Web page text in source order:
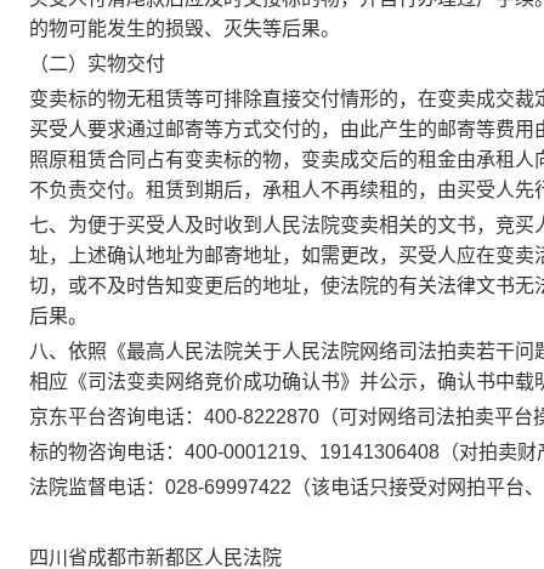
的物可能发生的损毁、灭失等后果。
（二）实物交付
变卖标的物无租赁等可排除直接交付情形的，在变卖成交
买受人要求通过邮寄等方式交付的，由此产生的邮寄等费
照原租赁合同占有变卖标的物，变卖成交后的租金由承租
不负责交付。租赁到期后，承租人不再续租的，由买受人
七、为便于买受人及时收到人民法院变卖相关的文书，竞
址，上述确认地址为邮寄地址，如需更改，买受人应在变
切，或不及时告知变更后的地址，使法院的有关法律文书
后果。
八、依照《最高人民法院关于人民法院网络司法拍卖若干
相应《司法变卖网络竞价成功确认书》并公示，确认书中
京东平台咨询电话： 400-8222870（可对网络司法拍卖平台
标的物咨询电话： 400-0001219、19141306408 （对拍卖
法院监督电话： 028-69997422 （该电话只接受对网拍平台
四川省成都市新都区人民法院